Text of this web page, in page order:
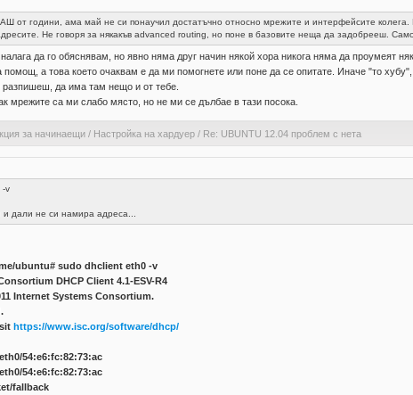
от години, ама май не си понаучил достатъчно относно мрежите и интерфейсите
Не говоря за някакъв advanced routing, но поне в базовите неща да задобрееш.
да го обяснявам, но явно няма друг начин някой хора никога няма да проумеят
помощ, а това което очаквам е да ми помогнете или поне да се опитате. Иначе "то
да има там нещо и от тебе.
мрежите са ми слабо място, но не ми се дълбае в тази посока.
за начинаещи / Настройка на хардуер / Re: UBUNTU 12.04 проблем с нета
-v
и дали не си намира адреса...
ubuntu# sudo dhclient eth0 -v
DHCP Client 4.1-ESV-R4
Internet Systems Consortium.
https://www.isc.org/software/dhcp/
54:e6:fc:82:73:ac
54:e6:fc:82:73:ac
fallback